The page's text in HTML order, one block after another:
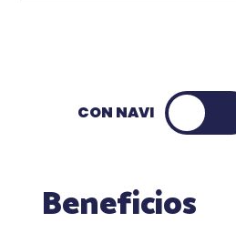
CON NAVI
Beneficios